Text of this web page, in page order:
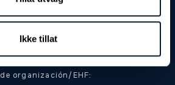
Ikke tillat
7900 Rørvik
Apartado postal 103
7901 Rørvik
de organización/EHF: